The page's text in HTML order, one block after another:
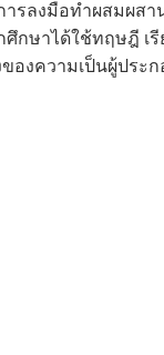
ารลงมือทำผสมผส
กษาได้ใช้ทฤษฎี เรี
องความเป็นผู้ประก